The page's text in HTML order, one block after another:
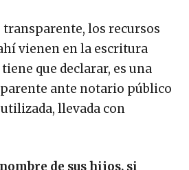
los recursos
vienen en la escritura
que declarar, es una
ante notario público
llevada con
de sus hijos, si